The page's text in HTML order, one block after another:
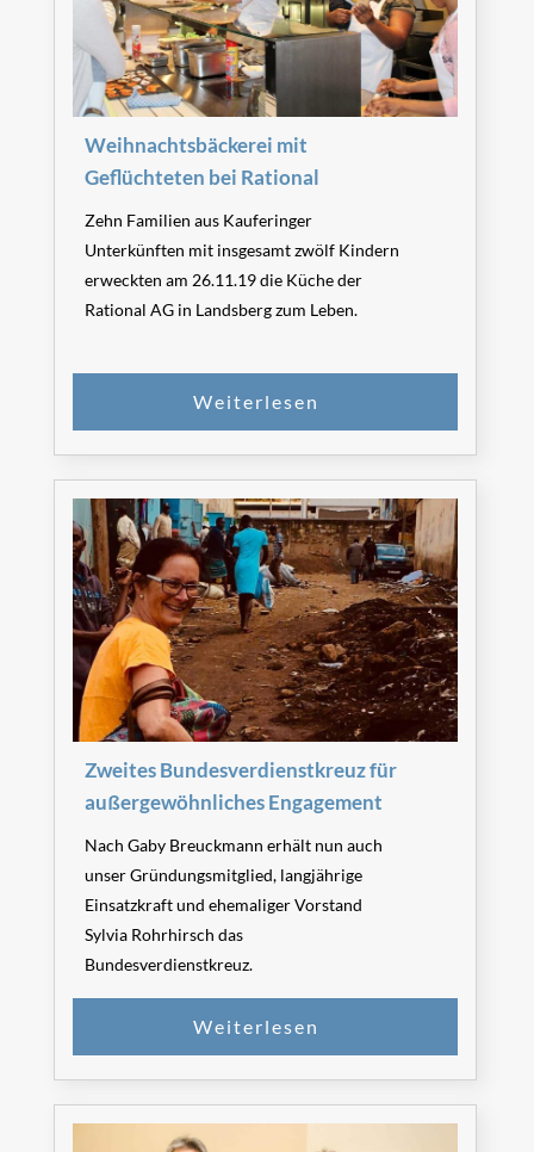
Weihnachtsbäckerei mit
Geflüchteten bei Rational
Zehn Familien aus Kauferinger
Unterkünften mit insgesamt zwölf Kindern
erweckten am 26.11.19 die Küche der
Rational AG in Landsberg zum Leben.
Zweites Bundesverdienstkreuz für
außergewöhnliches Engagement
Nach Gaby Breuckmann erhält nun auch
unser Gründungsmitglied, langjährige
Einsatzkraft und ehemaliger Vorstand
Sylvia Rohrhirsch das
Bundesverdienstkreuz.